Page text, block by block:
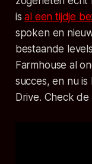
isal een tijdje
spoken en
bestaande
Farmhouse al
succes, en nu
Drive. Check de